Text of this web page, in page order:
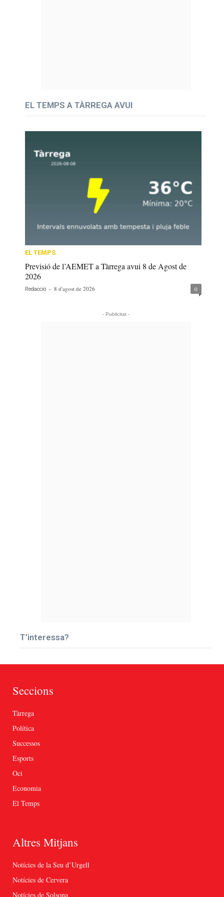
EL TEMPS A TÀRREGA AVUI
EL TEMPS
Previsió de l’AEMET a Tàrrega avui 8 de Agost de
2026
Redacció - 8 d'agost de 2026 0
- Publicitat -
T’interessa?
Seccions
Tàrrega
Política
Successos
Esports
Oci
Economia
El Temps
Altres Mitjans
Notícies de la Seu d’Urgell
Notícies de Cervera
Notícies de Solsona